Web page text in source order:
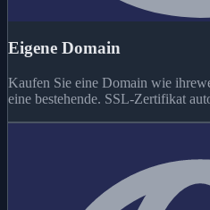
Eigene Domain
Kaufen Sie eine Domain wie
eine bestehende. SSL-Zertifikat